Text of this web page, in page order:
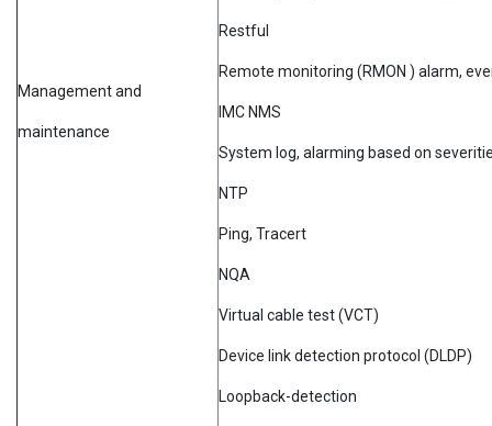
Management and
maintenance
Restful
Remote monitoring (RMON ) alarm,
IMC NMS
System log, alarming based on
NTP
Ping, Tracert
NQA
Virtual cable test (VCT)
Device link detection protocol (DLDP)
Loopback-detection